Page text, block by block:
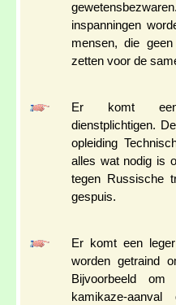
inspanningen
mensen, die
zetten voor de
Er komt
dienstplichtigen.
opleiding
alles wat nodig is
tegen Russische
gespuis.
Er komt een
worden getraind
Bijvoorbeeld
kamikaze-